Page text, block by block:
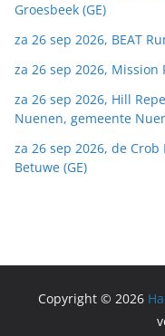
Groesbeek (GE)
za 26 sep 2026, BEAT
za 26 sep 2026, Mission
za 26 sep 2026, Hill
Nuenen, gemeente
za 26 sep 2026, de
Betuwe (GE)
Copyright © 2026